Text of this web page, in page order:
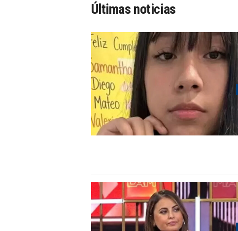
Últimas noticias